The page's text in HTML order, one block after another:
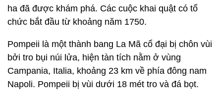
ha đã được khám phá. Các cuộc khai quật có tổ
chức bắt đầu từ khoảng năm 1750.
Pompeii là một thành bang La Mã cổ đại bị chôn vùi
bởi tro bụi núi lửa, hiện tàn tích nằm ở vùng
Campania, Italia, khoảng 23 km về phía đông nam
Napoli. Pompeii bị vùi dưới 18 mét tro và đá bọt.